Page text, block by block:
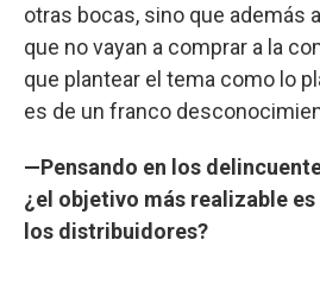
otras bocas, sino que además
que no vayan a comprar a la
que plantear el tema como lo
es de un franco
—Pensando en los
¿el objetivo más realizable
los distribuidores?